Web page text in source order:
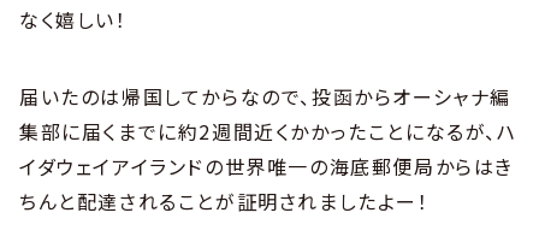
なく嬉しい！
届いたのは帰国してからなので、投函からオーシャナ編
集部に届くまでに約2週間近くかかったことになるが、ハ
イダウェイアイランドの世界唯一の海底郵便局からはき
ちんと配達されることが証明されましたよー！